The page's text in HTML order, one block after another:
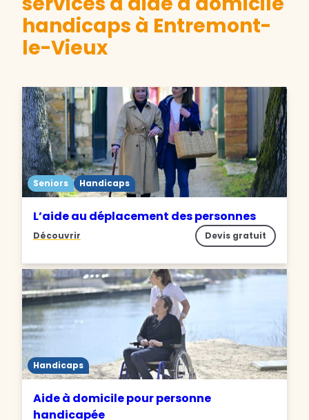
handicaps à Entremont-
le-Vieux
Seniors Handicaps
L’aide au déplacement des personnes
Découvrir Devis gratuit
Handicaps
Aide à domicile pour personne
handicapée